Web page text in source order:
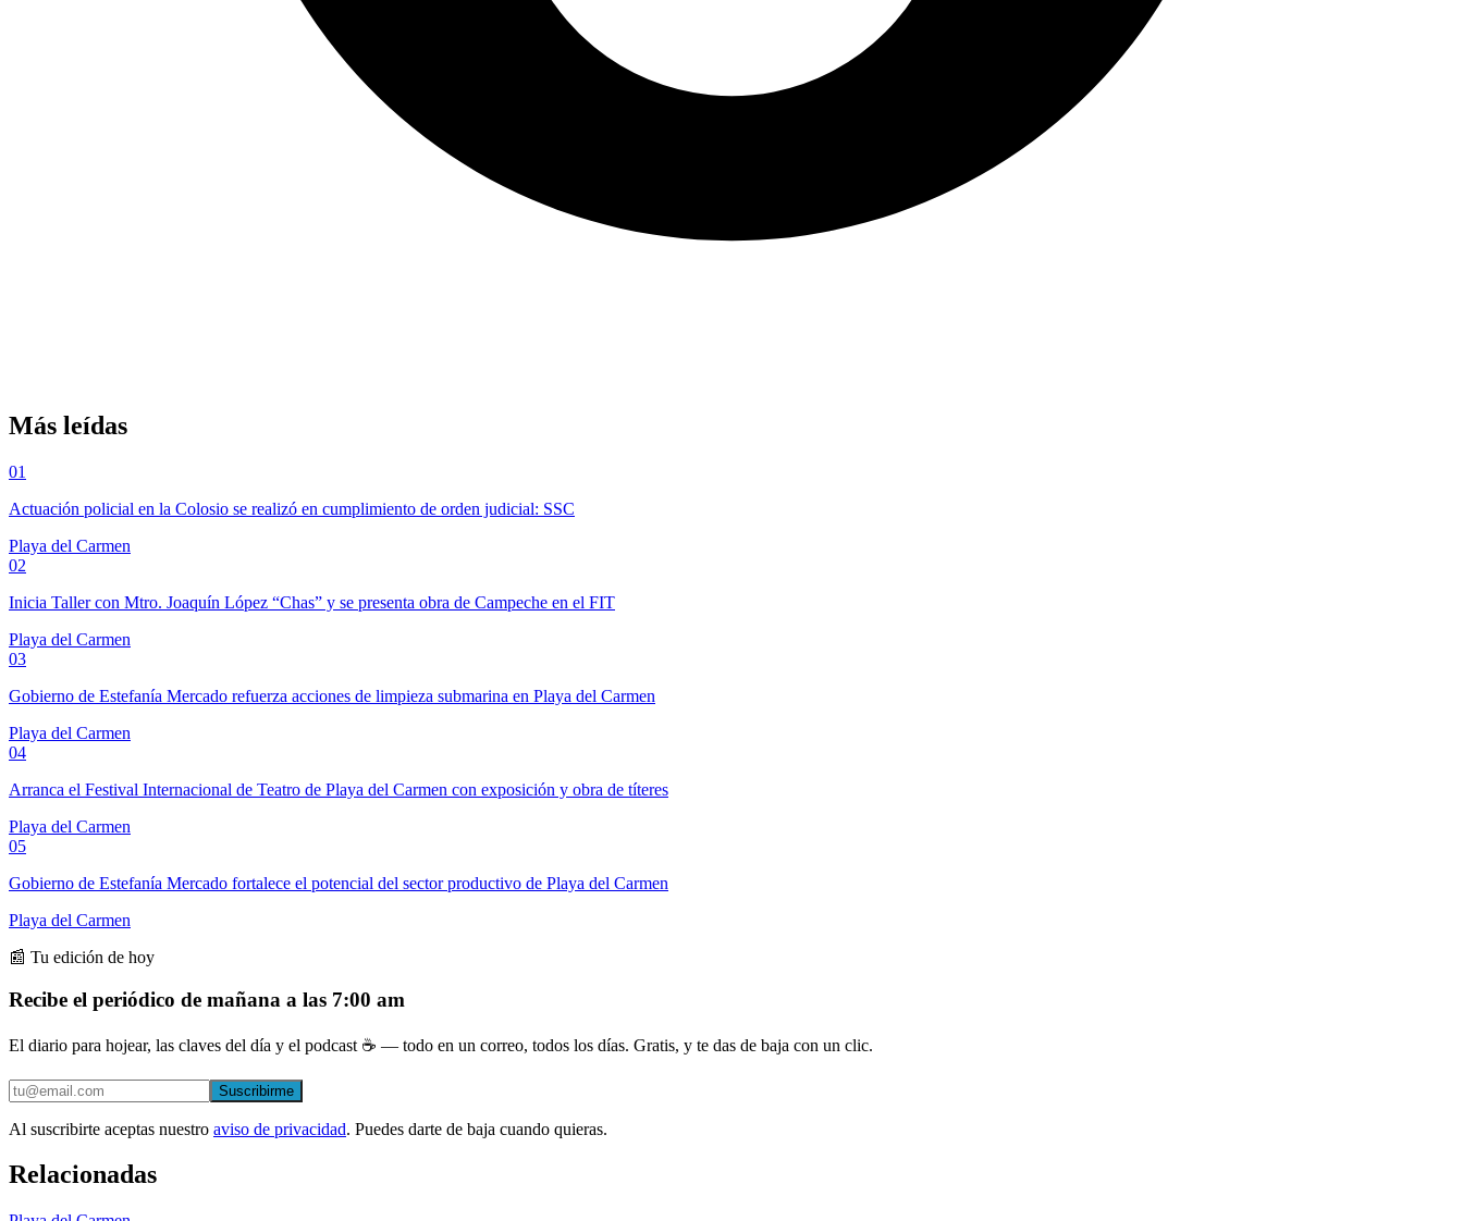
Más leídas
01
Actuación policial en la Colosio se realizó en cumplimiento de orden judicial: SSC
Playa del Carmen
02
Inicia Taller con Mtro. Joaquín López “Chas” y se presenta obra de Campeche en el FIT
Playa del Carmen
03
Gobierno de Estefanía Mercado refuerza acciones de limpieza submarina en Playa del Carmen
Playa del Carmen
04
Arranca el Festival Internacional de Teatro de Playa del Carmen con exposición y obra de títeres
Playa del Carmen
05
Gobierno de Estefanía Mercado fortalece el potencial del sector productivo de Playa del Carmen
Playa del Carmen
📰 Tu edición de hoy
Recibe el periódico de mañana a las 7:00 am
El diario para hojear, las claves del día y el podcast ☕ — todo en un correo, todos los días. Gratis, y te das de baja con un clic.
Suscribirme
Al suscribirte aceptas nuestro aviso de privacidad. Puedes darte de baja cuando quieras.
Relacionadas